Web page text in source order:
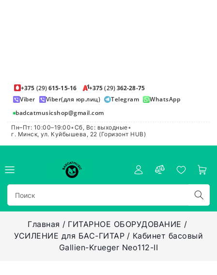
+375 (29)615-15-16 +375(29)362-28-75
Viber
Viber(для юр.лиц) Telegram
WhatsApp
badcatmusicshop@gmail.com
Пн–Пт: 10:00–19:00•Сб, Вс: выходные•
г. Минск, ул. Куйбышева, 22 (Горизонт HUB)
Главная
ГИТАРНОЕ ОБОРУДОВАНИЕ
УСИЛЕНИЕ для БАС-ГИТАР
Кабинет басовый
Gallien-Krueger Neo112-II